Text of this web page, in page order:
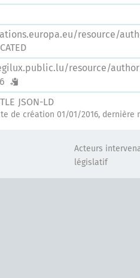
resource/
resource/
JSON-LD
de création 01/01/2016,
Acteurs
législatif